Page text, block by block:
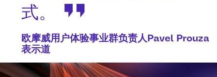
式。
欧摩威用户体验事业群负责人Pavel Prouza
表示道